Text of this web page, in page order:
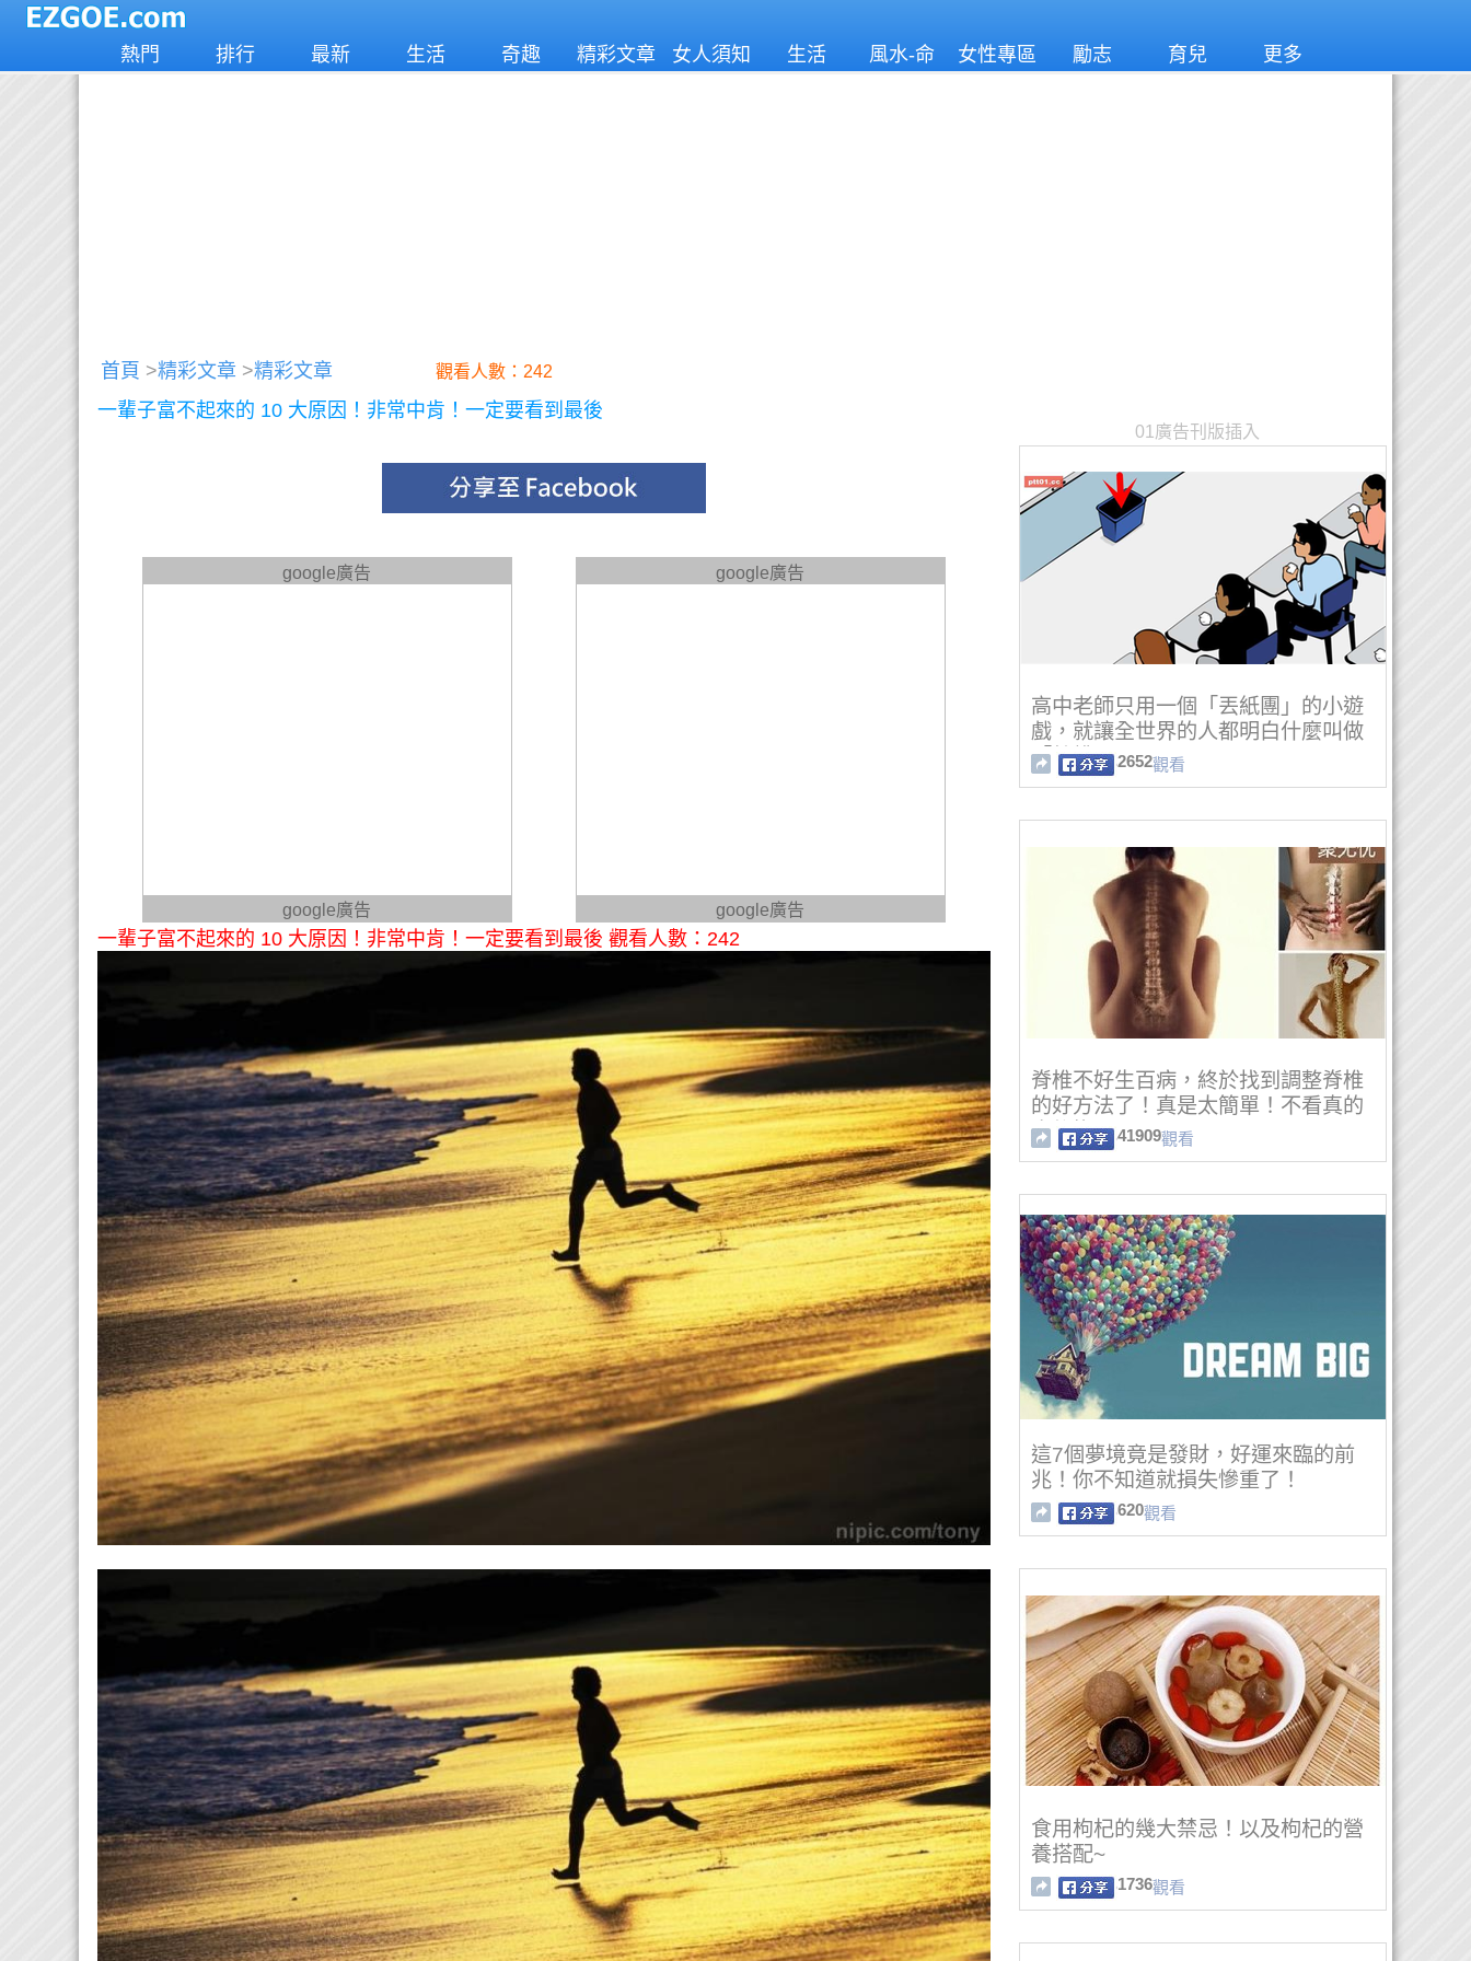
熱門 排行 最新 生活 奇趣 精彩文章 女人須知 生活
風水-命
女性專區 勵志 育兒 更多
首頁 >精彩文章 >精彩文章 觀看人數：242
一輩子富不起來的 10 大原因！非常中肯！一定要看到最後
google廣告
google廣告
google廣告
google廣告
一輩子富不起來的 10 大原因！非常中肯！一定要看到最後 觀看人數：242
01廣告刊版插入
高中老師只用一個「丟紙團」的小遊
戲，就讓全世界的人都明白什麼叫做
「特權」！2652觀看
脊椎不好生百病，終於找到調整脊椎
的好方法了！真是太簡單！不看真的
會後悔！ ...41909觀看
這7個夢境竟是發財，好運來臨的前
兆！你不知道就損失慘重了！
620觀看
食用枸杞的幾大禁忌！以及枸杞的營
養搭配~
1736觀看